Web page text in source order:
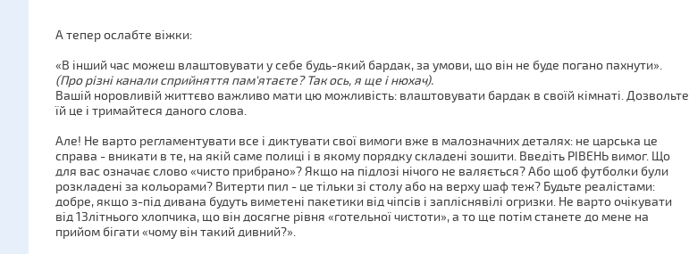
А тепер ослабте віжки:
«В інший час можеш влаштовувати у себе будь-який бардак, за умови, що він не буде погано пахнути».
(Про різні канали сприйняття пам'ятаєте? Так ось, я ще і нюхач).
Вашій норовливій життєво важливо мати цю можливість: влаштовувати бардак в своїй кімнаті. Дозвольте
їй це і тримайтеся даного слова.
Але! Не варто регламентувати все і диктувати свої вимоги вже в малозначних деталях: не царська це
справа - вникати в те, на якій саме полиці і в якому порядку складені зошити. Введіть РІВЕНЬ вимог. Що
для вас означає слово «чисто прибрано»? Якщо на підлозі нічого не валяється? Або щоб футболки були
розкладені за кольорами? Витерти пил - це тільки зі столу або на верху шаф теж? Будьте реалістами:
добре, якщо з-під дивана будуть виметені пакетики від чіпсів і запліснявілі огризки. Не варто очікувати
від 13літнього хлопчика, що він досягне рівня «готельної чистоти», а то ще потім станете до мене на
прийом бігати «чому він такий дивний?».